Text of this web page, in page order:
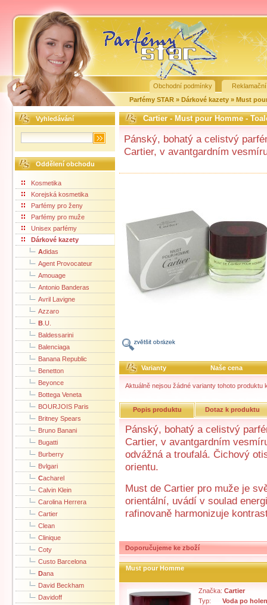
Obchodní podmínky
Parfémy STAR » Dárkové kazety » Must
Vyhledávání
Oddělení obchodu
Kosmetika
Korejská kosmetika
Parfémy pro ženy
Parfémy pro muže
Unisex parfémy
Dárkové kazety
Adidas
Agent Provocateur
Amouage
Antonio Banderas
Avril Lavigne
Azzaro
B .U.
Baldessarini
Balenciaga
Banana Republic
Benetton
Beyonce
Bottega Veneta
BOURJOIS Paris
Britney Spears
Bruno Banani
Bugatti
Burberry
Bvlgari
Cacharel
Calvin Klein
Carolina Herrera
Cartier
Clean
Clinique
Coty
Custo Barcelona
Dana
David Beckham
Davidoff
Cartier - Must pour Homme -
Pánský, bohatý a celistvý
Cartier, v avantgardním
Varianty Naše cena
Aktuálně nejsou žádné varianty tohoto produktu
Popis produktu Dotaz k produktu
Pánský, bohatý a celistvý
Cartier, v avantgardním
odvážná a troufalá. Čichový
orientu.
Must de Cartier pro muže je
orientální, uvádí v soulad
rafinovaně harmonizuje
Doporučujeme ke zboží
Must pour Homme
Značka: Cartier
Typ:
Voda po